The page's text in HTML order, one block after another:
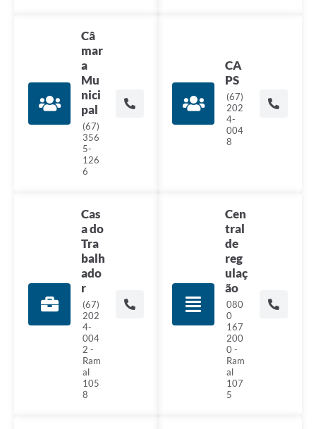
Câ
mar
a
Mu
nici
pal
(67)
356
5-
126
6
CA
PS
(67)
202
4-
004
8
Cas
a do
Tra
balh
ado
r
(67)
202
4-
004
2 -
Ram
al
105
8
Cen
tral
de
reg
ulaç
ão
080
0
167
200
0 -
Ram
al
107
5